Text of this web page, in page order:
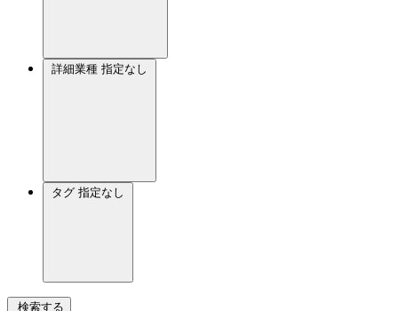
詳細業種 指定なし
タグ 指定なし
検索する